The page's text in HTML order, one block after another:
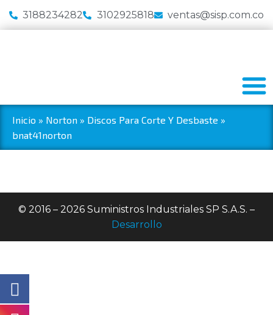
3188234282 3102925818 ventas@sisp.com.co
Inicio » Norton » Discos Para Corte Y Desbaste »
bnat41norton
© 2016 – 2026 Suministros Industriales SP S.A.S. –
Desarrollo